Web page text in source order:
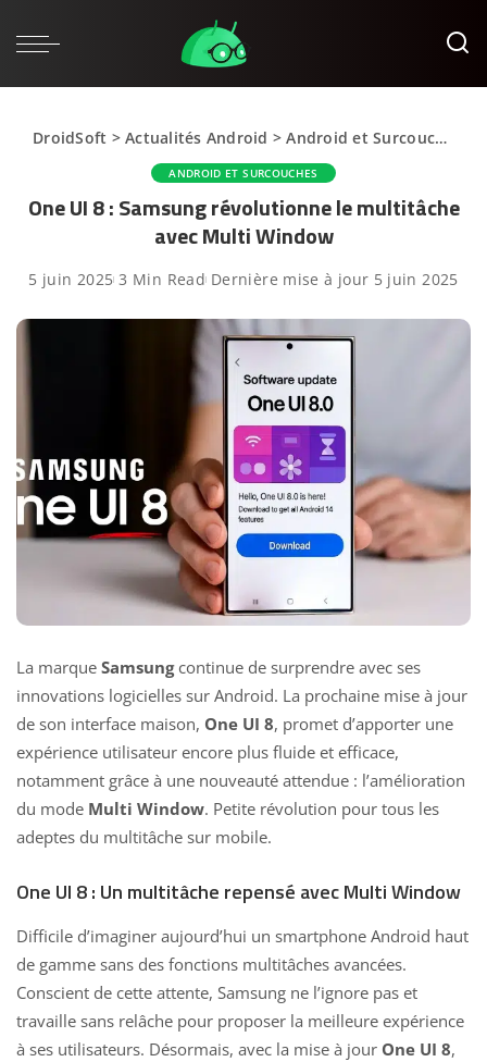
DroidSoft >Actualités Android >Android et Surcouches
ANDROID ET SURCOUCHES
One UI 8 : Samsung révolutionne le multitâche
avec Multi Window
5 juin 2025 3 Min Read Dernière mise à jour 5 juin 2025
La marque Samsungcontinue de surprendre avec ses
innovations logicielles sur Android. La prochaine mise à jour
de son interface maison, One UI 8, promet d’apporter une
expérience utilisateur encore plus fluide et efficace,
notamment grâce à une nouveauté attendue : l’amélioration
du mode Multi Window. Petite révolution pour tous les
adeptes du multitâche sur mobile.
One UI 8 : Un multitâche repensé avec Multi Window
Difficile d’imaginer aujourd’hui un smartphone Android haut
de gamme sans des fonctions multitâches avancées.
Conscient de cette attente, Samsung ne l’ignore pas et
travaille sans relâche pour proposer la meilleure expérience
à ses utilisateurs. Désormais, avec la mise à jour One UI 8,